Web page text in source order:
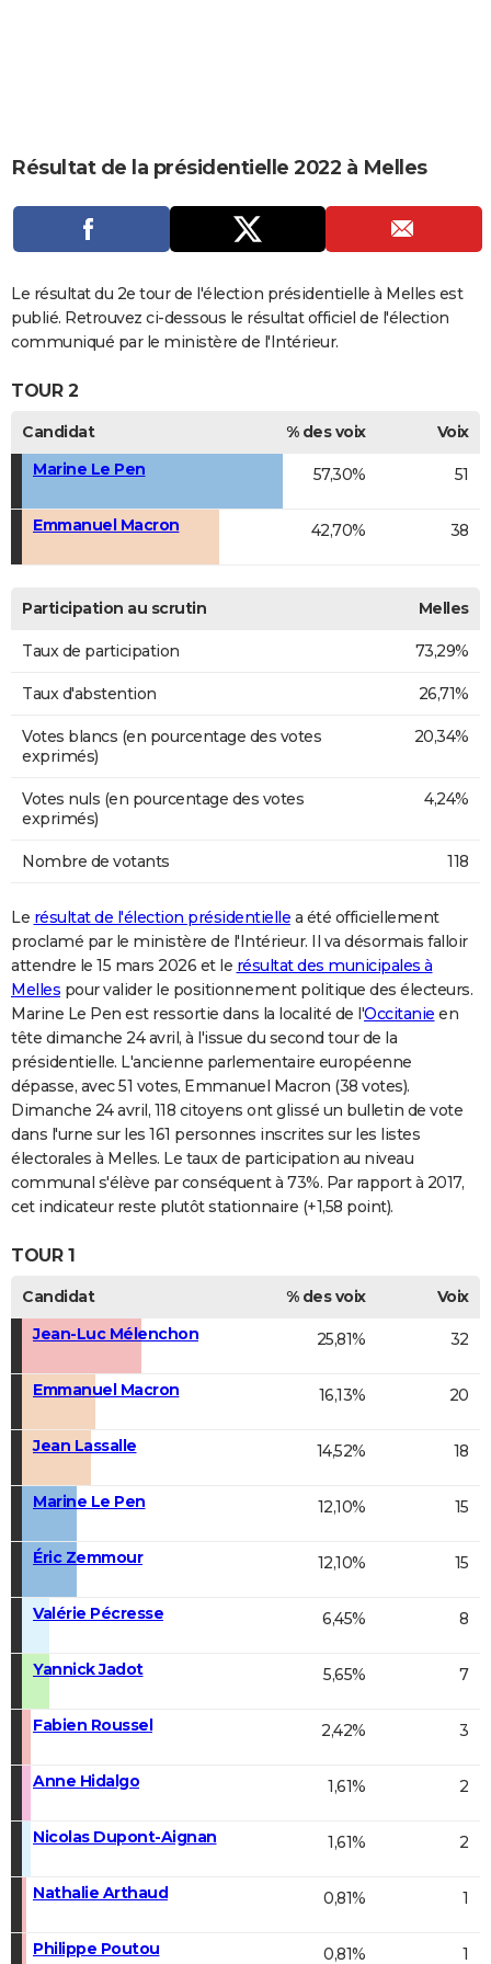
CARTE DE VOEUX
DICTIONNAIRE
Dictionnaire
Biographies
Expressions
Proverbes
PROGRAMME TV
COPAINS D'AVANT
Se connecter
Collèges
Universités
Entreprises
Service militaire
Avis de recherche
AVIS DE DÉCÈS
FORUM
Bricolage
Culture
Television
Voyage
Résultat de la présidentielle 2022 à Melles
Le résultat du 2e tour de l'élection présidentielle à Melles est
publié. Retrouvez ci-dessous le résultat officiel de l'élection
communiqué par le ministère de l'Intérieur.
TOUR 2
Candidat % des voix
Voix
Marine Le Pen
57,30% 51
Emmanuel Macron 42,70% 38
Participation au scrutin Melles
Taux de participation 73,29%
Taux d'abstention 26,71%
Votes blancs (en pourcentage des votes
exprimés)
20,34%
Votes nuls (en pourcentage des votes
exprimés)
4,24%
Nombre de votants 118
Le résultat de l'élection présidentielle a été officiellement
proclamé par le ministère de l'Intérieur. Il va désormais falloir
attendre le 15 mars 2026 et le résultat des municipales à
Melles pour valider le positionnement politique des électeurs.
Marine Le Pen est ressortie dans la localité de l'Occitanie en
tête dimanche 24 avril, à l'issue du second tour de la
présidentielle. L'ancienne parlementaire européenne
dépasse, avec 51 votes, Emmanuel Macron (38 votes).
Dimanche 24 avril, 118 citoyens ont glissé un bulletin de vote
dans l'urne sur les 161 personnes inscrites sur les listes
électorales à Melles. Le taux de participation au niveau
communal s'élève par conséquent à 73%. Par rapport à 2017,
cet indicateur reste plutôt stationnaire (+1,58 point).
TOUR 1
Candidat % des voix
Voix
Jean-Luc Mélenchon
25,81% 32
Emmanuel Macron 16,13% 20
Jean Lassalle 14,52% 18
Marine Le Pen 12,10% 15
Éric Zemmour 12,10% 15
Valérie Pécresse 6,45% 8
Yannick Jadot 5,65% 7
Fabien Roussel 2,42% 3
Anne Hidalgo 1,61% 2
Nicolas Dupont-Aignan 1,61% 2
Nathalie Arthaud 0,81% 1
Philippe Poutou 0,81% 1